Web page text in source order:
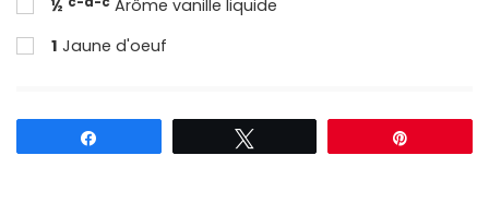
½
Arôme vanille liquide
1 Jaune d'oeuf